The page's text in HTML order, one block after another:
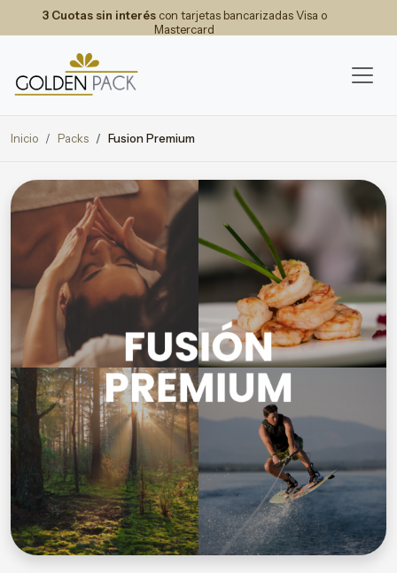
3 Cuotas sin interéscon tarjetas bancarizadas Visa o
Mastercard
Inicio Packs Fusion Premium